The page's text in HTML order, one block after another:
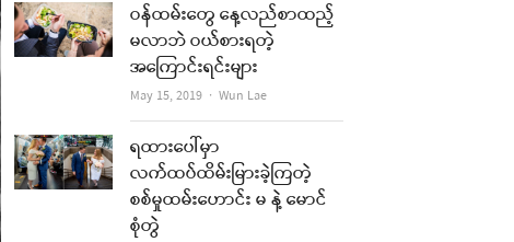
ဝန်ထမ်းတွေ နေ့လည်စာထည့်
မလာဘဲ ဝယ်စားရတဲ့
အကြောင်းရင်းများ
May 15, 2019 Author
Wun Lae
ရထားပေါ်မှာ
လက်ထပ်ထိမ်းမြားခဲ့ကြတဲ့
စစ်မှုထမ်းဟောင်း မ နဲ့ မောင်
စုံတွဲ